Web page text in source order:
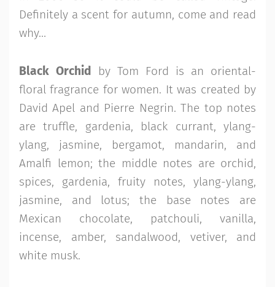
Definitely a scent for autumn, come and read
why…
Black Orchid
by Tom Ford is an oriental-
floral fragrance for women. It was created by
David Apel and Pierre Negrin. The top notes
are truffle, gardenia, black currant, ylang-
ylang, jasmine, bergamot, mandarin, and
Amalfi lemon; the middle notes are orchid,
spices, gardenia, fruity notes, ylang-ylang,
jasmine, and lotus; the base notes are
Mexican chocolate, patchouli, vanilla,
incense, amber, sandalwood, vetiver, and
white musk.